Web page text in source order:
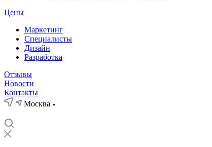
Цены
Маркетинг
Специалисты
Дизайн
Разработка
Отзывы
Новости
Контакты
Москва